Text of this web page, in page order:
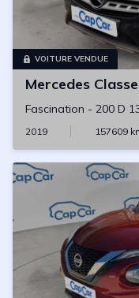
VOITURE VENDUE
Mercedes
Fascination - 200 D
2019 157609